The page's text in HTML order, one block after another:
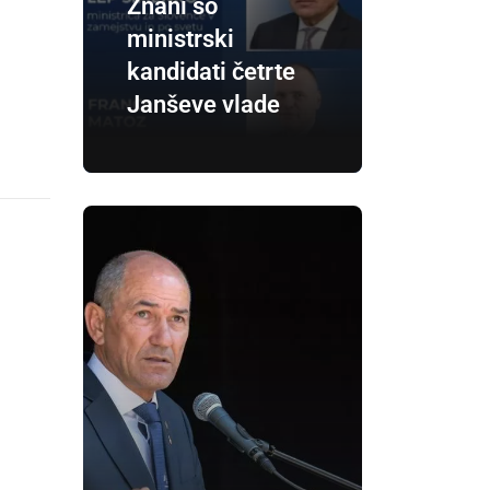
Znani so
ministrski
kandidati četrte
Janševe vlade